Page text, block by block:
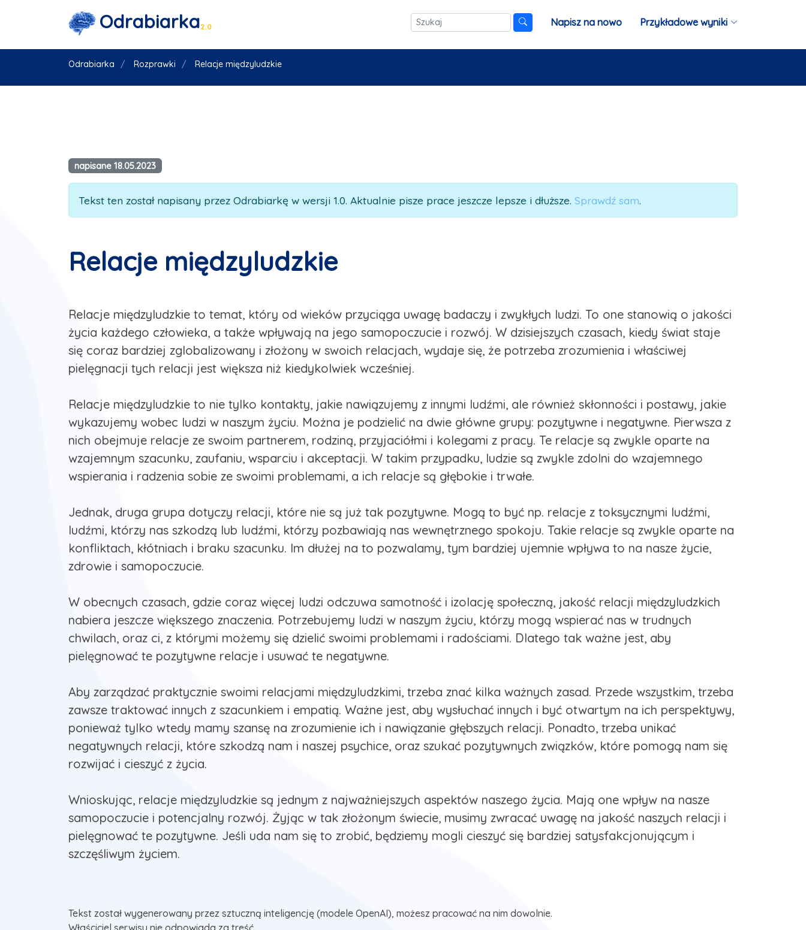
Odrabiarka2.0 Napisz na nowo Przykładowe wyniki
Odrabiarka Rozprawki Relacje międzyludzkie
napisane 18.05.2023
Tekst ten został napisany przez Odrabiarkę w wersji 1.0. Aktualnie pisze prace jeszcze lepsze i dłuższe. Sprawdź sam.
Relacje międzyludzkie
Relacje międzyludzkie to temat, który od wieków przyciąga uwagę badaczy i zwykłych ludzi. To one stanowią o jakości
życia każdego człowieka, a także wpływają na jego samopoczucie i rozwój. W dzisiejszych czasach, kiedy świat staje
się coraz bardziej zglobalizowany i złożony w swoich relacjach, wydaje się, że potrzeba zrozumienia i właściwej
pielęgnacji tych relacji jest większa niż kiedykolwiek wcześniej.
Relacje międzyludzkie to nie tylko kontakty, jakie nawiązujemy z innymi ludźmi, ale również skłonności i postawy, jakie
wykazujemy wobec ludzi w naszym życiu. Można je podzielić na dwie główne grupy: pozytywne i negatywne. Pierwsza z
nich obejmuje relacje ze swoim partnerem, rodziną, przyjaciółmi i kolegami z pracy. Te relacje są zwykle oparte na
wzajemnym szacunku, zaufaniu, wsparciu i akceptacji. W takim przypadku, ludzie są zwykle zdolni do wzajemnego
wspierania i radzenia sobie ze swoimi problemami, a ich relacje są głębokie i trwałe.
Jednak, druga grupa dotyczy relacji, które nie są już tak pozytywne. Mogą to być np. relacje z toksycznymi ludźmi,
ludźmi, którzy nas szkodzą lub ludźmi, którzy pozbawiają nas wewnętrznego spokoju. Takie relacje są zwykle oparte na
konfliktach, kłótniach i braku szacunku. Im dłużej na to pozwalamy, tym bardziej ujemnie wpływa to na nasze życie,
zdrowie i samopoczucie.
W obecnych czasach, gdzie coraz więcej ludzi odczuwa samotność i izolację społeczną, jakość relacji międzyludzkich
nabiera jeszcze większego znaczenia. Potrzebujemy ludzi w naszym życiu, którzy mogą wspierać nas w trudnych
chwilach, oraz ci, z którymi możemy się dzielić swoimi problemami i radościami. Dlatego tak ważne jest, aby
pielęgnować te pozytywne relacje i usuwać te negatywne.
Aby zarządzać praktycznie swoimi relacjami międzyludzkimi, trzeba znać kilka ważnych zasad. Przede wszystkim, trzeba
zawsze traktować innych z szacunkiem i empatią. Ważne jest, aby wysłuchać innych i być otwartym na ich perspektywy,
ponieważ tylko wtedy mamy szansę na zrozumienie ich i nawiązanie głębszych relacji. Ponadto, trzeba unikać
negatywnych relacji, które szkodzą nam i naszej psychice, oraz szukać pozytywnych związków, które pomogą nam się
rozwijać i cieszyć z życia.
Wnioskując, relacje międzyludzkie są jednym z najważniejszych aspektów naszego życia. Mają one wpływ na nasze
samopoczucie i potencjalny rozwój. Żyjąc w tak złożonym świecie, musimy zwracać uwagę na jakość naszych relacji i
pielęgnować te pozytywne. Jeśli uda nam się to zrobić, będziemy mogli cieszyć się bardziej satysfakcjonującym i
szczęśliwym życiem.
Tekst został wygenerowany przez sztuczną inteligencję (modele OpenAI), możesz pracować na nim dowolnie.